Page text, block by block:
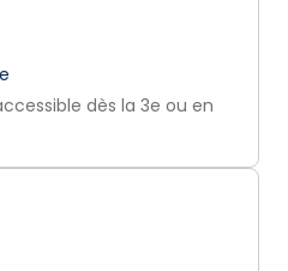
dès la 3e ou en